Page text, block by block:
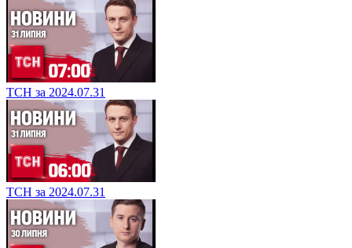
ТСН за 2024.07.31
ТСН за 2024.07.31